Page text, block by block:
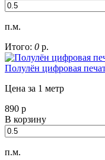
п.м.
Итого: 0 р.
Полулён цифровая
Цена за 1 метр
890 р
В корзину
п.м.